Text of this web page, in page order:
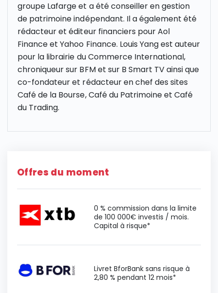
groupe Lafarge et a été conseiller en gestion
de patrimoine indépendant. Il a également été
rédacteur et éditeur financiers pour Aol
Finance et Yahoo Finance. Louis Yang est auteur
pour la librairie du Commerce International,
chroniqueur sur BFM et sur B Smart TV ainsi que
co-fondateur et rédacteur en chef des sites
Café de la Bourse, Café du Patrimoine et Café
du Trading.
Offres du moment
0 % commission dans la limite
de 100 000€ investis / mois.
Capital à risque*
Livret BforBank sans risque à
2,80 % pendant 12 mois*